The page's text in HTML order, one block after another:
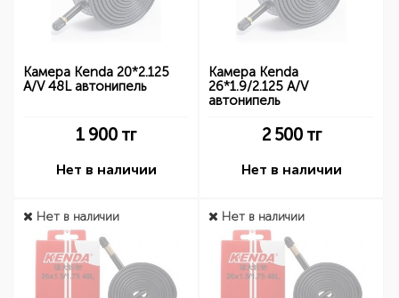
Камера Kenda 20*2.125
A/V 48L автонипель
1 900 тг
Нет в наличии
Камера Kenda
26*1.9/2.125 A/V
автонипель
2 500тг
Нет в наличии
Нет в наличии Нет в наличии